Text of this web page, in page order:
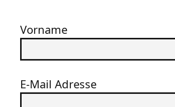
Vorname
E-Mail Adresse